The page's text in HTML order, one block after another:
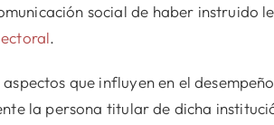
social de haber instruido
.
que influyen en el
la persona titular de dicha